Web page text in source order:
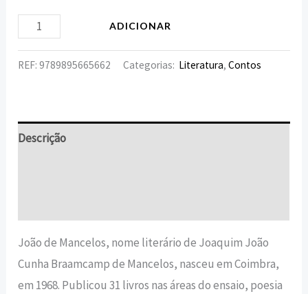
ADICIONAR
REF:9789895665662 Categorias: Literatura,Contos
Descrição
João de Mancelos, nome literário de Joaquim João
Cunha Braamcamp de Mancelos, nasceu em Coimbra,
em 1968. Publicou 31 livros nas áreas do ensaio, poesia